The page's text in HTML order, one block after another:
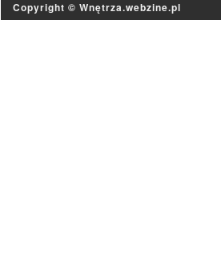
Copyright © Wnętrza.webzine.pl